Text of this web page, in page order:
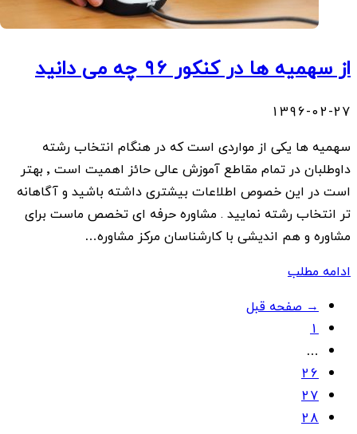
از سهمیه ها در کنکور ۹۶ چه می دانید
1396-02-27
سهمیه ها یکی از مواردی است که در هنگام انتخاب رشته
داوطلبان در تمام مقاطع آموزش عالی حائز اهمیت است ٬ بهتر
است در این خصوص اطلاعات بیشتری داشته باشید و آگاهانه
تر انتخاب رشته نمایید . مشاوره حرفه ای تخصص ماست برای
مشاوره و هم اندیشی با کارشناسان مرکز مشاوره…
ادامه مطلب
Posts
navigation
→ صفحه قبل
1
…
26
27
28